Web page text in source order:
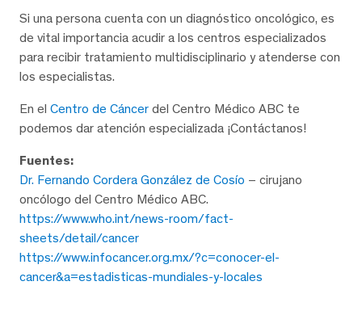
Si una persona cuenta con un diagnóstico oncológico, es
de vital importancia acudir a los centros especializados
para recibir tratamiento multidisciplinario y atenderse con
los especialistas.
En el Centro de Cáncer del Centro Médico ABC te
podemos dar atención especializada ¡Contáctanos!
Fuentes:
Dr. Fernando Cordera González de Cosío – cirujano
oncólogo del Centro Médico ABC.
https://www.who.int/news-room/fact-
sheets/detail/cancer
https://www.infocancer.org.mx/?c=conocer-el-
cancer&a=estadisticas-mundiales-y-locales